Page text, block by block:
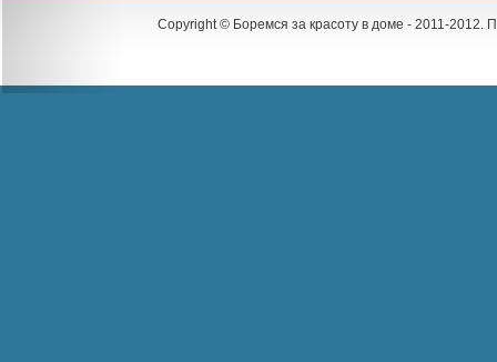
Copyright © Боремся за красоту в доме - 2011-2012.